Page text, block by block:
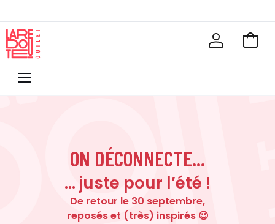
Menu
Redoute
Voir
ON DÉCONNECTE...
… juste pour l’été !
De retour le 30 septembre,
reposés et (très) inspirés 😉